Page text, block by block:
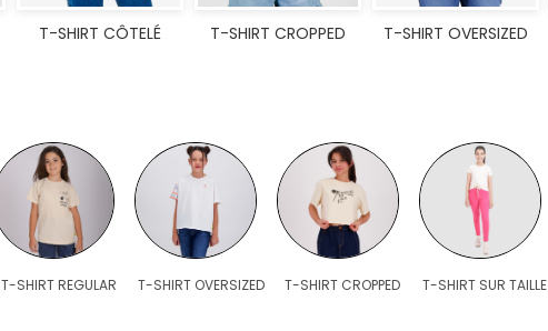
T-SHIRT CÔTELÉ T-SHIRT CROPPED T-SHIRT OVERSIZED
T-SHIRT REGULAR T-SHIRT OVERSIZED T-SHIRT CROPPED T-SHIRT SUR TAILLE